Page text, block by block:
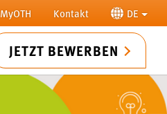
MyOTH Kontakt DE
JETZT BEWERBEN